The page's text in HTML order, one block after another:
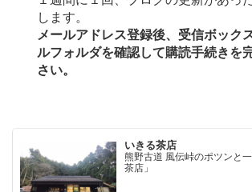
します。
メールアドレス登録後、受信ボック
ルフォルダを確認して購読手続きを
さい。
いきる茶店
熊野古道 風伝峠のポツンと
茶店」